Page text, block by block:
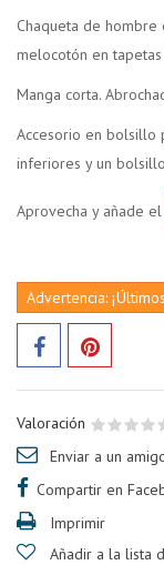
Chaqueta de
melocotón en
Manga corta.
Accesorio en bolsillo
inferiores y un
Aprovecha y añade el
Advertencia:
Valoración
Enviar a un
Compartir en
Imprimir
Añadir a la lista